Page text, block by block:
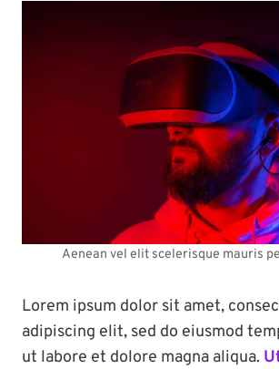
Aenean vel elit scelerisque mauris
Lorem ipsum dolor sit amet,
adipiscing elit, sed do eiusmod
ut labore et dolore magna aliqua.